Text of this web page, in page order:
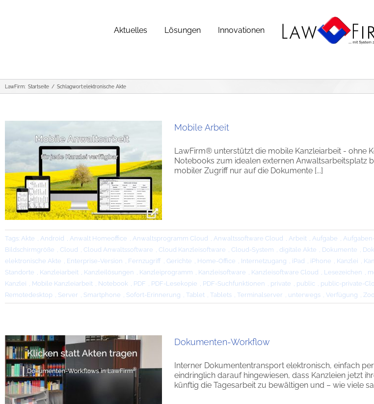
Aktuelles Lösungen Innovationen
LawFirm: Startseite Schlagwort:elektronische Akte
Mobile Arbeit
LawFirm® unterstützt die mobile Kanzleiarbeit - ohne
Notebooks zum idealen externen Anwaltsarbeitsplatz
mobiler Zugriff nur auf die Dokumente [...]
Tags: Akte , Android , Anwalt Homeoffice , Anwaltsprogramm Cloud , Anwaltssoftware Cloud , Arbeit , Aufgabe ,
Bildschirmgröße , Cloud , Cloud Anwaltssoftware , Cloud Kanzleisoftware , Cloud-System , digitale Akte , Dokumente ,
elektronische Akte , Enterprise-Version , Fernzugriff , Gerichte , Home-Office , Internetzugang , iPad , iPhone , Kanzlei ,
Standorte , Kanzleiarbeit , Kanzleilösungen , Kanzleiprogramm , Kanzleisoftware , Kanzleisoftware Cloud , Lesezeichen ,
Kanzlei , Mobile Kanzleiarbeit , Notebook , PDF , PDF-Lesekopie , PDF-Suchfunktionen , private , public , public-private-
Remotedesktop , Server , Smartphone , Sofort-Erinnerung , Tablet , Tablets , Terminalserver , unterwegs , Verfügung ,
Dokumenten-Workflow
Interner Dokumententransport elektronisch, einfach
eindringlich darauf hingewiesen, dass Kanzleien jetzt
künftig die Tagesarbeit zu bewältigen und – wie viele